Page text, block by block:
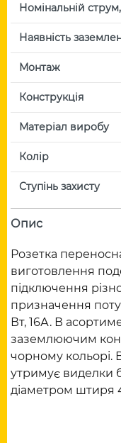
Номінальній
Наявність
Монтаж
Конструкція
Матеріал виробу
Колір
Ступінь захисту
Опис
Розетка
виготовлення
підключення
призначення
Вт, 16А. В
заземлюючим
чорному кольорі.
утримує виделки
діаметром штиря